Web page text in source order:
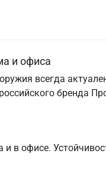
и офиса
всегда
бренда
в офисе.